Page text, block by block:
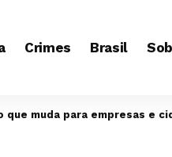
Crimes Brasil
muda para empresas e